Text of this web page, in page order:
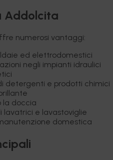
Addolcita
numerosi vantaggi:
ed elettrodomestici
negli impianti idraulici
detergenti e prodotti chimici
la doccia
e lavastoviglie
domestica